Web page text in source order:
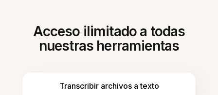
Acceso ilimitado a todas
nuestras herramientas
Transcribir archivos a texto